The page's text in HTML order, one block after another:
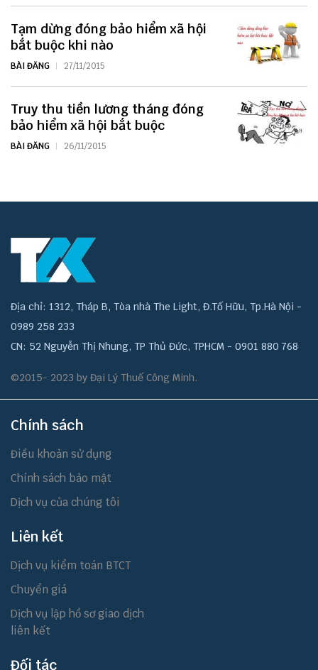
Tạm dừng đóng bảo hiểm xã hội
bắt buộc khi nào
BÀI ĐĂNG 27/11/2015
Truy thu tiền lương tháng đóng
bảo hiểm xã hội bắt buộc
BÀI ĐĂNG 26/11/2015
Địa chỉ: 1312, Tháp B, Tòa nhà The Light, Đ.Tố Hữu, Tp.Hà Nội -
0989 258 233
CN: 52 Nguyễn Thị Nhung, TP Thủ Đức, TPHCM - 0901 880 768
©2015- 2023 by Đại Lý Thuế Công Minh.
Chính sách
Điều khoản sử dụng
Chính sách bảo mật
Dịch vụ của chúng tôi
Liên kết
Dịch vụ kiểm toán BTCT
Chuyển giá
Dịch vụ lập hồ sơ giao dịch
liên kết
Đối tác